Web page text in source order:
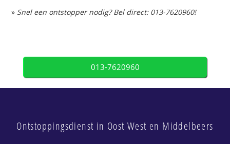
» Snel een ontstopper nodig? Bel direct: 013-7620960!
013-7620960
Ontstoppingsdienst in Oost West en Middelbeers